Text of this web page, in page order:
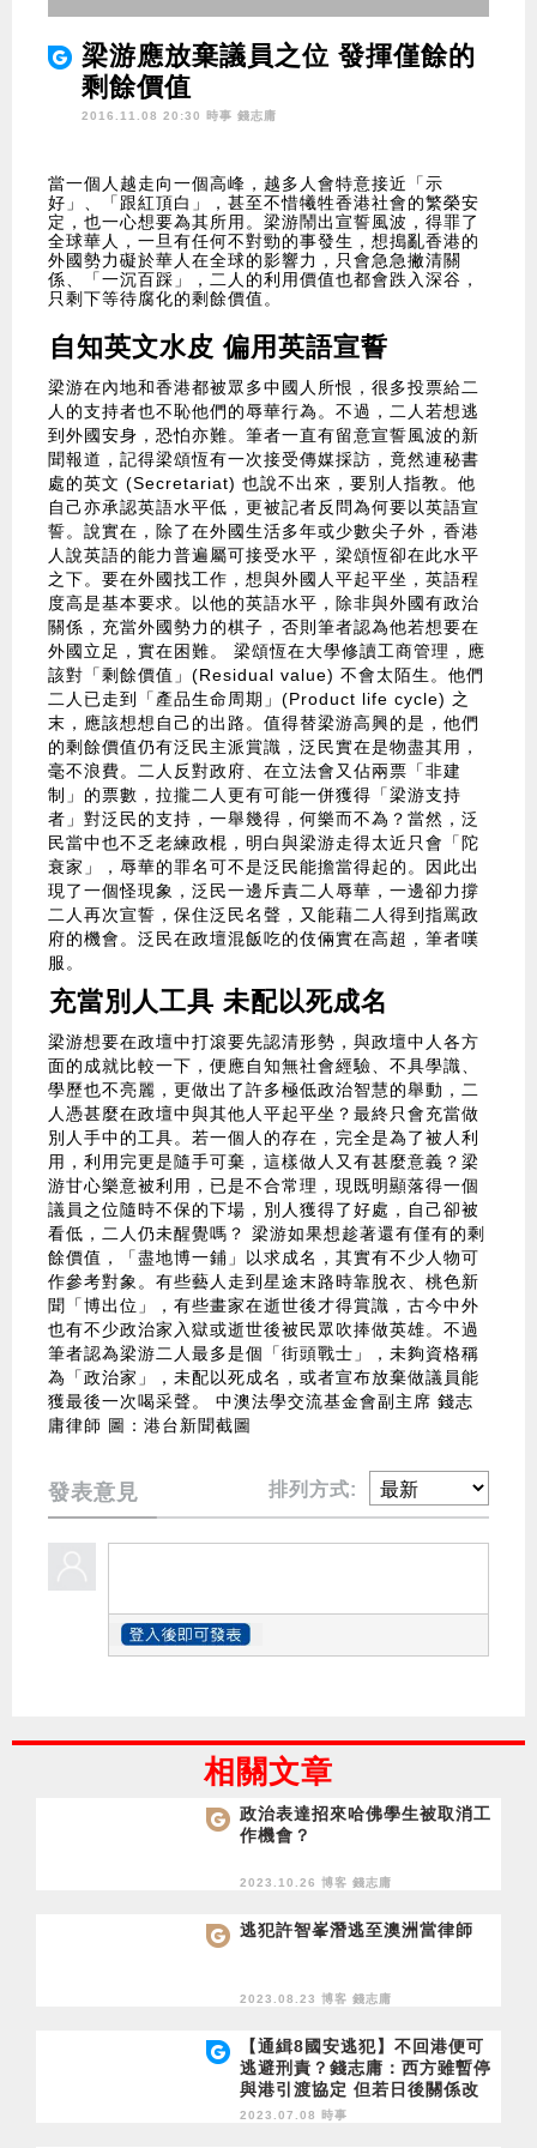
梁游應放棄議員之位 發揮僅餘的
剩餘價值
2016.11.08 20:30 時事 錢志庸
當一個人越走向一個高峰，越多人會特意接近「示
好」、「跟紅頂白」，甚至不惜犧牲香港社會的繁榮安
定，也一心想要為其所用。梁游鬧出宣誓風波，得罪了
全球華人，一旦有任何不對勁的事發生，想搗亂香港的
外國勢力礙於華人在全球的影響力，只會急急撇清關
係、「一沉百踩」，二人的利用價值也都會跌入深谷，
只剩下等待腐化的剩餘價值。
自知英文水皮 偏用英語宣誓
梁游在內地和香港都被眾多中國人所恨，很多投票給二
人的支持者也不恥他們的辱華行為。不過，二人若想逃
到外國安身，恐怕亦難。筆者一直有留意宣誓風波的新
聞報道，記得梁頌恆有一次接受傳媒採訪，竟然連秘書
處的英文 (Secretariat) 也說不出來，要別人指教。他
自己亦承認英語水平低，更被記者反問為何要以英語宣
誓。說實在，除了在外國生活多年或少數尖子外，香港
人說英語的能力普遍屬可接受水平，梁頌恆卻在此水平
之下。要在外國找工作，想與外國人平起平坐，英語程
度高是基本要求。以他的英語水平，除非與外國有政治
關係，充當外國勢力的棋子，否則筆者認為他若想要在
外國立足，實在困難。 梁頌恆在大學修讀工商管理，應
該對「剩餘價值」(Residual value) 不會太陌生。他們
二人已走到「產品生命周期」(Product life cycle) 之
末，應該想想自己的出路。值得替梁游高興的是，他們
的剩餘價值仍有泛民主派賞識，泛民實在是物盡其用，
毫不浪費。二人反對政府、在立法會又佔兩票「非建
制」的票數，拉攏二人更有可能一併獲得「梁游支持
者」對泛民的支持，一舉幾得，何樂而不為？當然，泛
民當中也不乏老練政棍，明白與梁游走得太近只會「陀
衰家」，辱華的罪名可不是泛民能擔當得起的。因此出
現了一個怪現象，泛民一邊斥責二人辱華，一邊卻力撐
二人再次宣誓，保住泛民名聲，又能藉二人得到指罵政
府的機會。泛民在政壇混飯吃的伎倆實在高超，筆者嘆
服。
充當別人工具 未配以死成名
梁游想要在政壇中打滾要先認清形勢，與政壇中人各方
面的成就比較一下，便應自知無社會經驗、不具學識、
學歷也不亮麗，更做出了許多極低政治智慧的舉動，二
人憑甚麼在政壇中與其他人平起平坐？最終只會充當做
別人手中的工具。若一個人的存在，完全是為了被人利
用，利用完更是隨手可棄，這樣做人又有甚麼意義？梁
游甘心樂意被利用，已是不合常理，現既明顯落得一個
議員之位隨時不保的下場，別人獲得了好處，自己卻被
看低，二人仍未醒覺嗎？ 梁游如果想趁著還有僅有的剩
餘價值，「盡地博一鋪」以求成名，其實有不少人物可
作參考對象。有些藝人走到星途末路時靠脫衣、桃色新
聞「博出位」，有些畫家在逝世後才得賞識，古今中外
也有不少政治家入獄或逝世後被民眾吹捧做英雄。不過
筆者認為梁游二人最多是個「街頭戰士」，未夠資格稱
為「政治家」，未配以死成名，或者宣布放棄做議員能
獲最後一次喝采聲。 中澳法學交流基金會副主席 錢志
庸律師 圖：港台新聞截圖
發表意見 排列方式:
相關文章
政治表達招來哈佛學生被取消工
作機會？
2023.10.26 博客 錢志庸
逃犯許智峯潛逃至澳洲當律師
2023.08.23 博客 錢志庸
【通緝8國安逃犯】不回港便可
逃避刑責？錢志庸：西方雖暫停
與港引渡協定 但若日後關係改
善 8人可用作交換
2023.07.08 時事